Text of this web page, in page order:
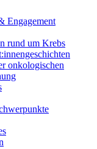
Engagement
rund um Krebs
onkologischen